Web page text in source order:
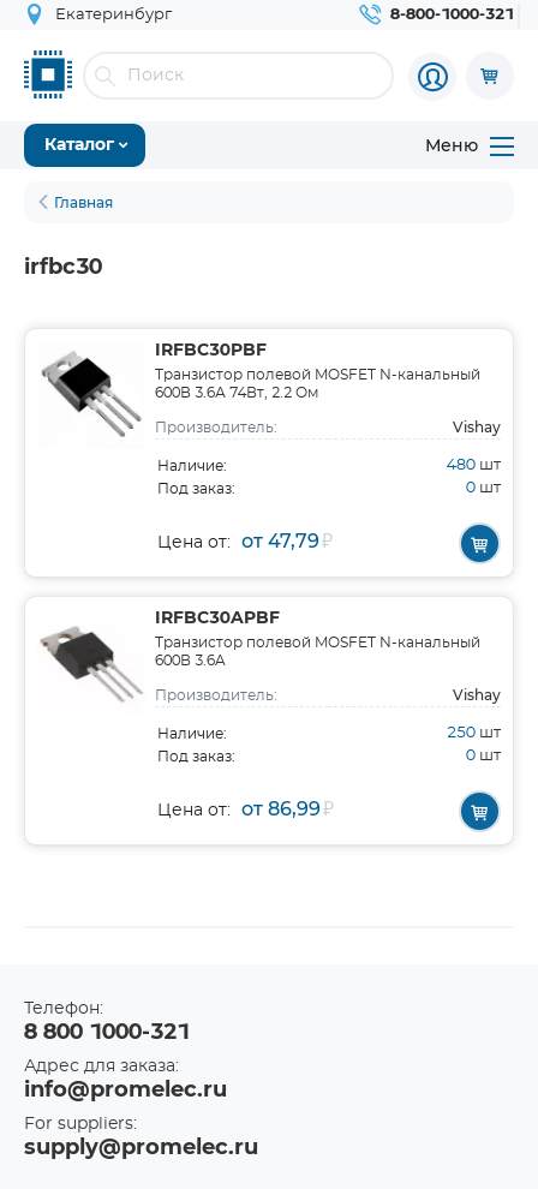
Екатеринбург 8-800-1000-321
Каталог Меню
Главная
irfbc30
IRFBC30PBF
Транзистор полевой MOSFET N-канальный
600В 3.6А 74Вт, 2.2 Ом
Производитель: Vishay
Наличие: 480 шт
Под заказ: 0 шт
Цена от: от 47,79₽
IRFBC30APBF
Транзистор полевой MOSFET N-канальный
600В 3.6A
Производитель: Vishay
Наличие: 250 шт
Под заказ: 0 шт
Цена от: от 86,99₽
Телефон:
8 800 1000-321
Адрес для заказа:
info@promelec.ru
For suppliers:
supply@promelec.ru